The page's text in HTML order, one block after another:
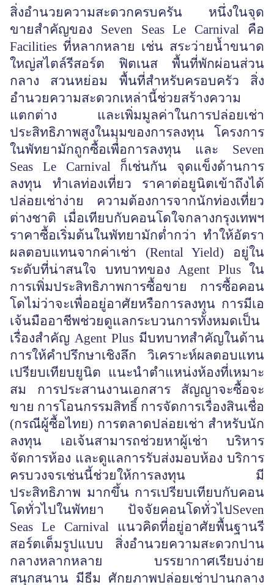
สิ่งอำนวยความสะดวกครบครัน หนึ่งในจุด
ขายสำคัญของ Seven Seas Le Carnival คือ
Facilities ที่หลากหลาย เช่น สระว่ายน้ำขนาด
ใหญ่สไตล์รีสอร์ต ฟิตเนส พื้นที่พักผ่อนส่วน
กลาง สวนหย่อม พื้นที่สำหรับครอบครัว สิ่ง
อำนวยความสะดวกเหล่านี้ช่วยสร้างความ
แตกต่าง และเพิ่มมูลค่าในการปล่อยเช่า
ประสิทธิภาพสูงในมุมของการลงทุน โครงการ
ในพัทยามักถูกซื้อเพื่อการลงทุน และ Seven
Seas Le Carnival ก็เช่นกัน จุดแข็งด้านการ
ลงทุน ทำเลท่องเที่ยว ราคาต่อยูนิตเข้าถึงได้
ปล่อยเช่าง่าย ความต้องการจากนักท่องเที่ยว
ต่างชาติ เมื่อเทียบกับคอนโดใจกลางกรุงเทพฯ
ราคาซื้อเริ่มต้นในพัทยามักต่ำกว่า ทำให้อัตรา
ผลตอบแทนจากค่าเช่า (Rental Yield) อยู่ใน
ระดับที่น่าสนใจ บทบาทของ Agent Plus ใน
การเพิ่มประสิทธิภาพการซื้อขาย การซื้อคอน
โดไม่ว่าจะเพื่ออยู่อาศัยหรือการลงทุน การมีเอ
เจ้นมืออาชีพช่วยดูแลกระบวนการทั้งหมดเป็น
เรื่องสำคัญ Agent Plus มีบทบาทสำคัญในด้าน
การให้คำปรึกษาเชิงลึก วิเคราะห์ผลตอบแทน
เปรียบเทียบยูนิต แนะนำตำแหน่งห้องที่เหมาะ
สม การประสานงานเอกสาร สัญญาจะซื้อจะ
ขาย การโอนกรรมสิทธิ์ การจัดการเรื่องสินเชื่อ
(กรณีผู้ซื้อไทย) การตลาดปล่อยเช่า สำหรับนัก
ลงทุน เอเจ้นสามารถช่วยหาผู้เช่า บริหาร
จัดการห้อง และดูแลการรับส่งมอบห้อง บริการ
ครบวงจรเช่นนี้ช่วยให้การลงทุน มี
ประสิทธิภาพ มากขึ้น การเปรียบเทียบกับคอน
โดทั่วไปในพัทยา ปัจจัยคอนโดทั่วไปSeven
Seas Le Carnival แนวคิดที่อยู่อาศัยพื้นฐานรี
สอร์ตเต็มรูปแบบ สิ่งอำนวยความสะดวกปาน
กลางหลากหลาย บรรยากาศเรียบง่าย
สนุกสนาน มีธีม ศักยภาพปล่อยเช่าปานกลาง